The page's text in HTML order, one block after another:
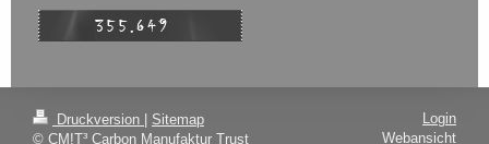
Druckversion | Sitemap
© CM!T³ Carbon Manufaktur Trust
Login
Webansicht